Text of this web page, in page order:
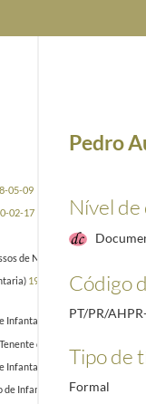
05-09
02-17
de Nacionais
1935-03-20/1938-02-23
Infantaria)
1928-03-24/1928-
de Infantaria)
Infantaria)
1928-03-04/1944-
Infantaria)
1928-03-22/1941-
Pedro
Nível
Código
PT/PR/
Tipo de
Formal